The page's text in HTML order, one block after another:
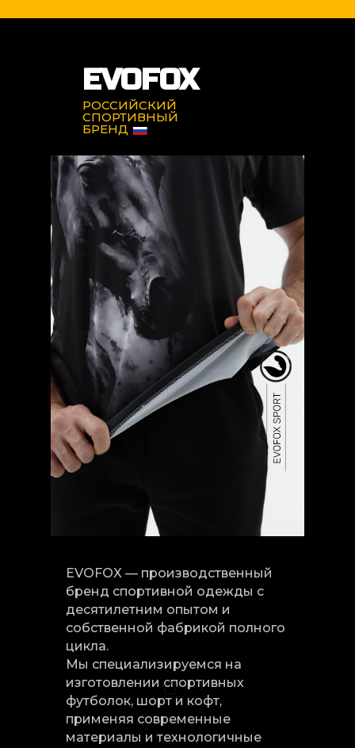
EVOFOX — производственный
бренд спортивной одежды с
десятилетним опытом и
собственной фабрикой полного
цикла.
Мы специализируемся на
изготовлении спортивных
футболок, шорт и кофт,
применяя современные
материалы и технологичные
EVOFOX
РОССИЙСКИЙ
СПОРТИВНЫЙ
БРЕНД